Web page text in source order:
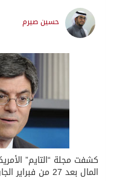
حسين صيرم
كشفت مجلة “التايم”
المال بعد 27 من فبراير الجاري.